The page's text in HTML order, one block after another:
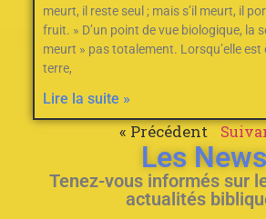
meurt, il reste seul ; mais s’il meurt, il
fruit. » D’un point de vue biologique, la
meurt » pas totalement. Lorsqu’elle est
terre,
Lire la suite »
« Précédent
Les News
Tenez-vous informés sur
actualités